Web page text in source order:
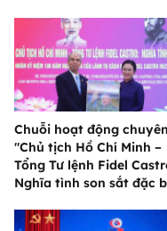
Chuỗi hoạt động
"Chủ tịch Hồ Chí Minh –
Tổng Tư lệnh Fidel
Nghĩa tình son sắt đặc